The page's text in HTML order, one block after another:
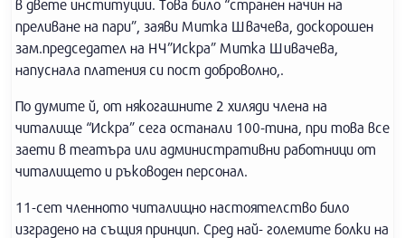
в двете институции. Това било “странен начин на
преливане на пари”, заяви Митка Швачева, доскорошен
зам.председател на НЧ”Искра” Митка Шивачева,
напуснала платения си пост доброволно,.
По думите й, от някогашните 2 хиляди члена на
читалище “Искра” сега останали 100-тина, при това все
заети в театъра или административни работници от
читалището и ръководен персонал.
11-сет членното читалищно настоятелство било
изградено на същия принцип. Сред най- големите болки на